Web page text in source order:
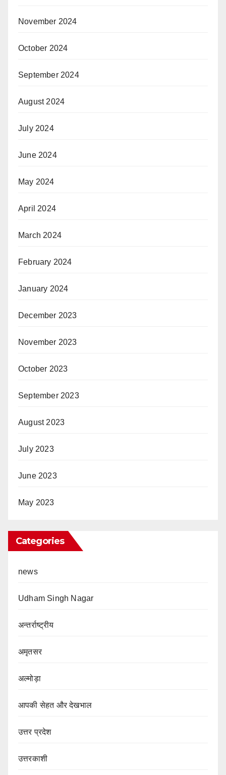
November 2024
October 2024
September 2024
August 2024
July 2024
June 2024
May 2024
April 2024
March 2024
February 2024
January 2024
December 2023
November 2023
October 2023
September 2023
August 2023
July 2023
June 2023
May 2023
Categories
news
Udham Singh Nagar
अन्तर्राष्ट्रीय
अमृतसर
अल्मोड़ा
आपकी सेहत और देखभाल
उत्तर प्रदेश
उत्तरकाशी